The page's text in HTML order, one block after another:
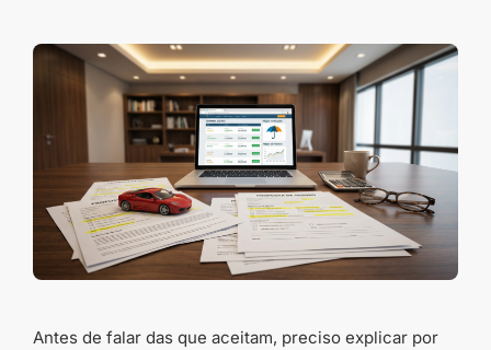
Antes de falar das que aceitam, preciso explicar por